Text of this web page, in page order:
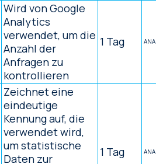
Wird von Google
Analytics
verwendet, um die
Anzahl der
Anfragen zu
kontrollieren
1 Tag
Zeichnet eine
eindeutige
Kennung auf, die
verwendet wird,
um statistische
Daten zur
1 Tag